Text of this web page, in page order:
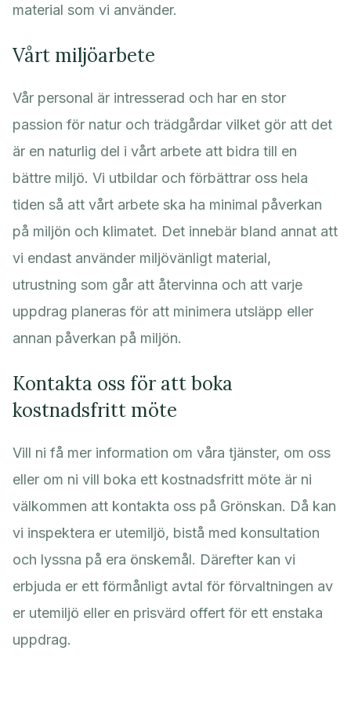
material som vi använder.
Vårt miljöarbete
Vår personal är intresserad och har en stor
passion för natur och trädgårdar vilket gör att det
är en naturlig del i vårt arbete att bidra till en
bättre miljö. Vi utbildar och förbättrar oss hela
tiden så att vårt arbete ska ha minimal påverkan
på miljön och klimatet. Det innebär bland annat att
vi endast använder miljövänligt material,
utrustning som går att återvinna och att varje
uppdrag planeras för att minimera utsläpp eller
annan påverkan på miljön.
Kontakta oss för att boka
kostnadsfritt möte
Vill ni få mer information om våra tjänster, om oss
eller om ni vill boka ett kostnadsfritt möte är ni
välkommen att kontakta oss på Grönskan. Då kan
vi inspektera er utemiljö, bistå med konsultation
och lyssna på era önskemål. Därefter kan vi
erbjuda er ett förmånligt avtal för förvaltningen av
er utemiljö eller en prisvärd offert för ett enstaka
uppdrag.